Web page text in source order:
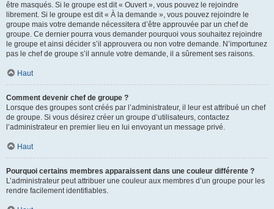
être masqués. Si le groupe est dit « Ouvert », vous pouvez le rejoindre
librement. Si le groupe est dit « À la demande », vous pouvez rejoindre le
groupe mais votre demande nécessitera d’être approuvée par un chef de
groupe. Ce dernier pourra vous demander pourquoi vous souhaitez rejoindre
le groupe et ainsi décider s’il approuvera ou non votre demande. N’importunez
pas le chef de groupe s’il annule votre demande, il a sûrement ses raisons.
Haut
Comment devenir chef de groupe ?
Lorsque des groupes sont créés par l’administrateur, il leur est attribué un chef
de groupe. Si vous désirez créer un groupe d’utilisateurs, contactez
l’administrateur en premier lieu en lui envoyant un message privé.
Haut
Pourquoi certains membres apparaissent dans une couleur différente ?
L’administrateur peut attribuer une couleur aux membres d’un groupe pour les
rendre facilement identifiables.